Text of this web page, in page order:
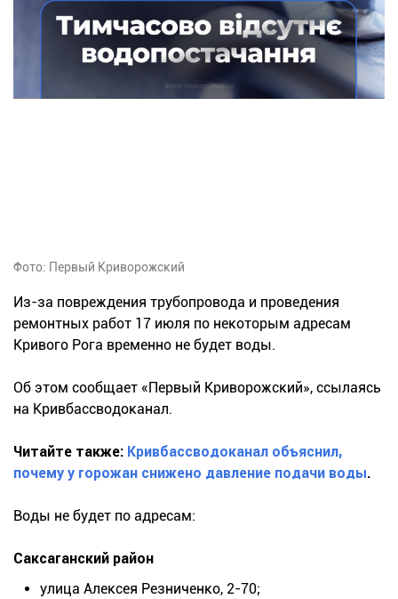
Фото: Первый Криворожский
Из-за повреждения трубопровода и проведения
ремонтных работ 17 июля по некоторым адресам
Кривого Рога временно не будет воды.
Об этом сообщает «Первый Криворожский», ссылаясь
на Кривбассводоканал.
Читайте также: Кривбассводоканал объяснил,
почему у горожан снижено давление подачи воды.
Воды не будет по адресам:
Саксаганский район
улица Алексея Резниченко, 2-70;